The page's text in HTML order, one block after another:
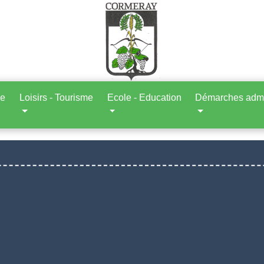
Loisirs - Tourisme Ecole - Education Démarches